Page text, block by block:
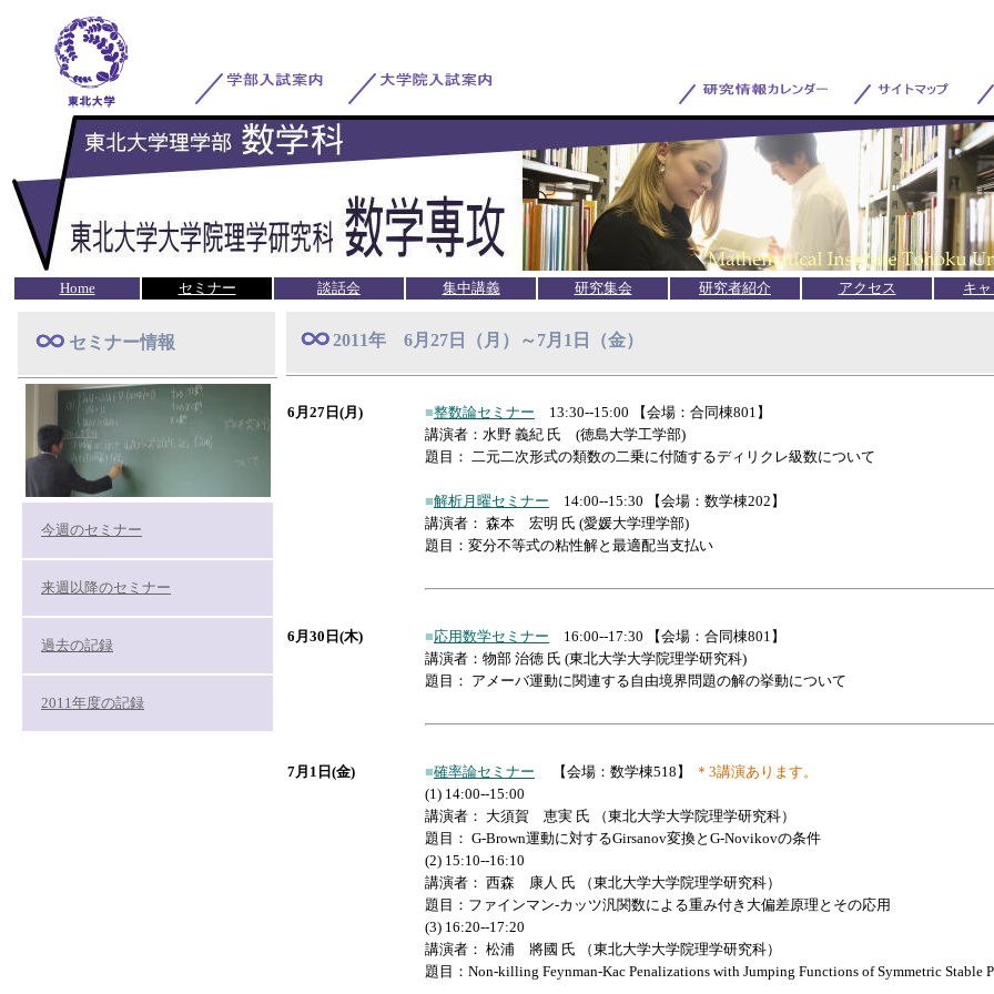
Home セミナー 談話会 集中講義 研究集会 研究者紹介 アクセス キ
セミナー情報
今週のセミナー
来週以降のセミナー
過去の記録
2011年度の記録
2011年 6月27日（月）～7月1日（金）
6月27日(月) ■整数論セミナー
13:30--15:00 【会場：合同棟801】
講演者：水野 義紀 氏 (徳島大学工学部)
題目： 二元二次形式の類数の二乗に付随するディリクレ級数について
■解析月曜セミナー 14:00--15:30 【会場：数学棟202】
講演者： 森本 宏明 氏 (愛媛大学理学部)
題目：変分不等式の粘性解と最適配当支払い
6月30日(木) ■応用数学セミナー 16:00--17:30 【会場：合同棟801】
講演者：物部 治徳 氏 (東北大学大学院理学研究科)
題目： アメーバ運動に関連する自由境界問題の解の挙動について
7月1日(金) ■確率論セミナー 【会場：数学棟518】
＊3講演あります。
(1) 14:00--15:00
講演者： 大須賀 恵実 氏 （東北大学大学院理学研究科）
題目： G-Brown運動に対するGirsanov変換とG-Novikovの条件
(2) 15:10--16:10
講演者： 西森 康人 氏 （東北大学大学院理学研究科）
題目：ファインマン-カッツ汎関数による重み付き大偏差原理とその応用
(3) 16:20--17:20
講演者： 松浦 將國 氏 （東北大学大学院理学研究科）
題目：Non-killing Feynman-Kac Penalizations with Jumping Functions of Symmetric Stable